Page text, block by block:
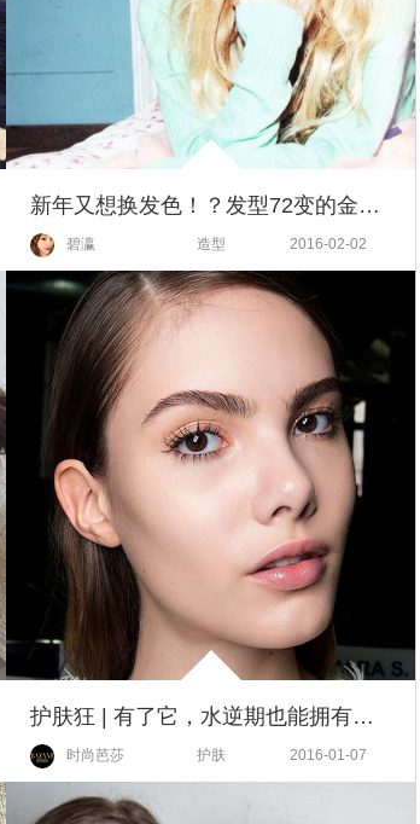
新年又想换发色！？发型72变的金泰妍教你染后的头发要这样护理
碧瀛 造型 2016-02-02
护肤狂 | 有了它，水逆期也能拥有小确幸，既能开运又能美翻天哦！
时尚芭莎 护肤 2016-01-07